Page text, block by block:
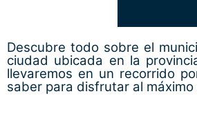
Descubre todo sobre el
ciudad ubicada en la
llevaremos en un recorrido
saber para disfrutar al